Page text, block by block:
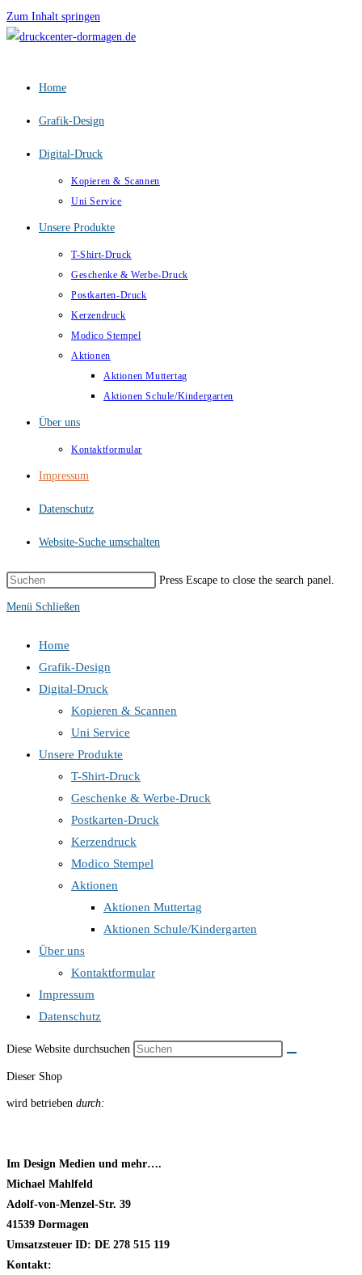
Zum Inhalt springen
Home
Grafik-Design
Digital-Druck
Kopieren & Scannen
Uni Service
Unsere Produkte
T-Shirt-Druck
Geschenke & Werbe-Druck
Postkarten-Druck
Kerzendruck
Modico Stempel
Aktionen
Aktionen Muttertag
Aktionen Schule/Kindergarten
Über uns
Kontaktformular
Impressum
Datenschutz
Website-Suche umschalten
Press Escape to close the search panel.
Menü Schließen
Home
Grafik-Design
Digital-Druck
Kopieren & Scannen
Uni Service
Unsere Produkte
T-Shirt-Druck
Geschenke & Werbe-Druck
Postkarten-Druck
Kerzendruck
Modico Stempel
Aktionen
Aktionen Muttertag
Aktionen Schule/Kindergarten
Über uns
Kontaktformular
Impressum
Datenschutz
Diese Website durchsuchen
Dieser Shop
wird betrieben durch:
Im Design Medien und mehr….
Michael Mahlfeld
Adolf-von-Menzel-Str. 39
41539 Dormagen
Umsatzsteuer ID: DE 278 515 119
Kontakt: